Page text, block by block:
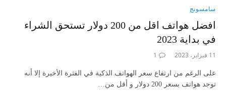
سامسونج
افضل هواتف اقل من 200 دولار تستحق الشراء
في بداية 2023
11 فبراير، 2023 1
على الرغم من ارتفاع سعر الهواتف الذكية في الفترة الأخيرة إلا أنه
توجد هواتف بسعر 200 دولار و أقل من…